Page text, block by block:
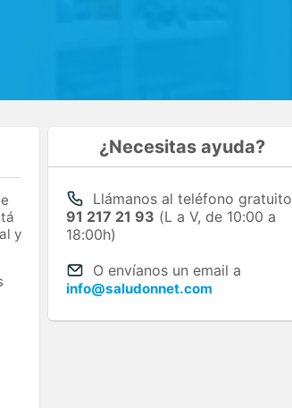
y
¿Necesitas ayuda?
Llámanos al teléfono gratuito
91 217 21 93 (L a V, de 10:00 a
18:00h)
O envíanos un email a
info@saludonnet.com